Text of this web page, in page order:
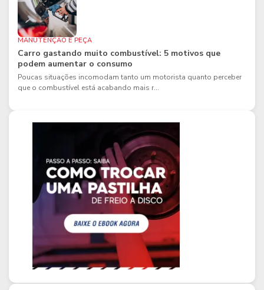
MANUTENÇÃO E PEÇA
Carro gastando muito combustível: 5 motivos que
podem aumentar o consumo
Poucas situações incomodam tanto um motorista quanto perceber
que o combustível está acabando mais r...